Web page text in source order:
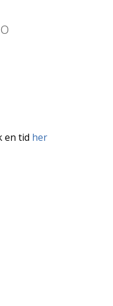
en tid her